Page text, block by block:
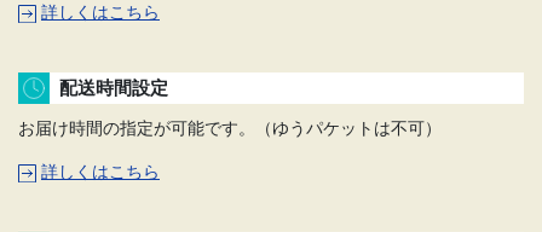
詳しくはこちら
配送時間設定
お届け時間の指定が可能です。（ゆうパケットは不可）
詳しくはこちら